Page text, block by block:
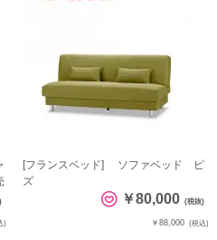
)
[フランスベッド] ソファベッド ピ
ズ
￥80,000 (税抜)
￥88,000 (税込)